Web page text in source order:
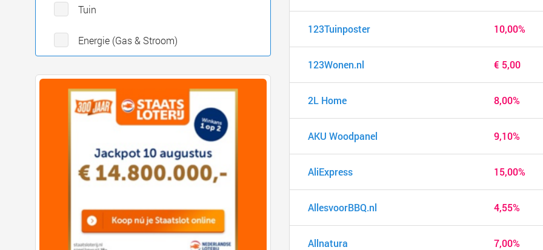
Tuin
Energie (Gas & Stroom)
123Tuinposter 10,00%
123Wonen.nl € 5,00
2L Home 8,00%
AKU Woodpanel 9,10%
AliExpress 15,00%
AllesvoorBBQ.nl 4,55%
Allnatura 7,00%